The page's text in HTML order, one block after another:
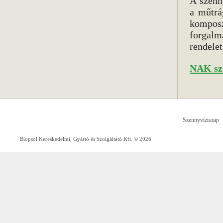
a
NAK
Szennyvíziszap
Biopsol Kereskedelmi, Gyártó és Szolgáltató Kft. © 2026